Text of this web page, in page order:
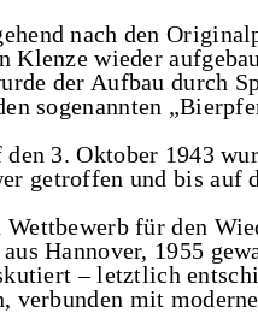
nach den
Klenze wieder
der Aufbau durch
sogenannten
3. Oktober 1943
getroffen und bis auf
für den
Hannover, 1955
– letztlich
verbunden mit